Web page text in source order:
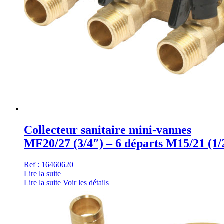
Collecteur sanitaire mini-vannes
MF20/27 (3/4″) – 6 départs M15/21 (1/
Ref : 16460620
Lire la suite
Lire la suite Voir les détails